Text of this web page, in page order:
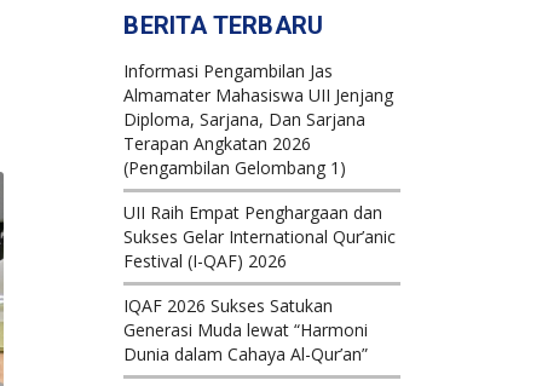
BERITA TERBARU
Informasi Pengambilan Jas
Almamater Mahasiswa UII Jenjang
Diploma, Sarjana, Dan Sarjana
Terapan Angkatan 2026
(Pengambilan Gelombang 1)
UII Raih Empat Penghargaan dan
Sukses Gelar International Qur’anic
Festival (I-QAF) 2026
IQAF 2026 Sukses Satukan
Generasi Muda lewat “Harmoni
Dunia dalam Cahaya Al-Qur’an”